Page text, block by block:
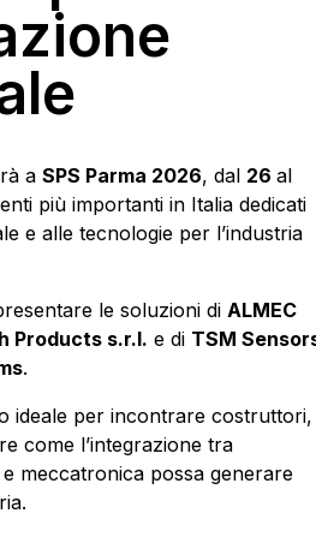
a SPS Parma 2026, dal 26 al
più importanti in Italia dedicati
e alle tecnologie per l’industria
le soluzioni di ALMEC
Products s.r.l. e di TSM
.
ideale per incontrare costruttori,
come l’integrazione tra
meccatronica possa generare